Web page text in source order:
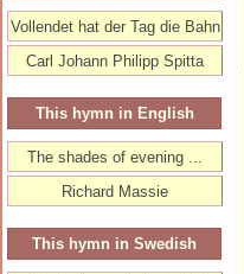
Vollendet hat der Tag die Bahn
Carl Johann Philipp Spitta
This hymn in English
The shades of evening ...
Richard Massie
This hymn in Swedish